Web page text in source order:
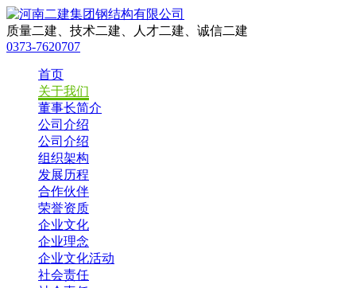
质量二建、技术二建、人才二建、诚信二建
0373-7620707
首页
关于我们
董事长简介
公司介绍
公司介绍
组织架构
发展历程
合作伙伴
荣誉资质
企业文化
企业理念
企业文化活动
社会责任